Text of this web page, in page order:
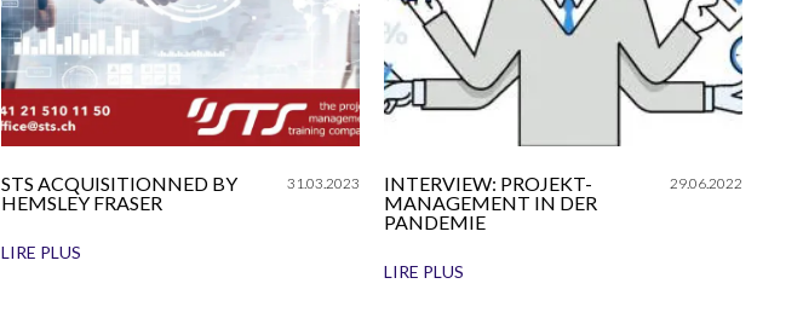
STS ACQUISITIONNED BY
HEMSLEY FRASER
31.03.2023
LIRE PLUS
INTERVIEW: PROJEKT-
MANAGEMENT IN DER
PANDEMIE
29.06.2022
LIRE PLUS